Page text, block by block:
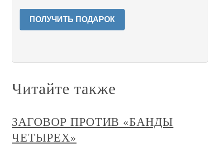
ПОЛУЧИТЬ ПОДАРОК
Читайте также
ЗАГОВОР ПРОТИВ «БАНДЫ
ЧЕТЫРЕХ»